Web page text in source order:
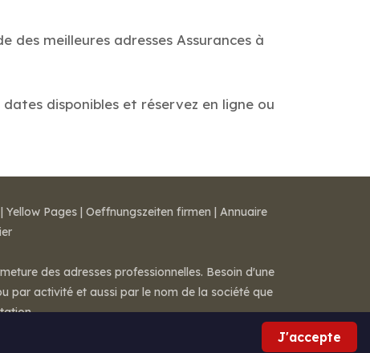
des meilleures adresses Assurances à
disponibles et réservez en ligne ou
J'accepte
| Yellow Pages | Oeffnungszeiten firmen | Annuaire
des adresses professionnelles. Besoin d'une
par activité et aussi par le nom de la société que